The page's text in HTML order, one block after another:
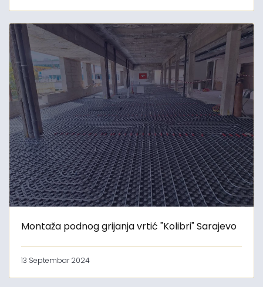
Montaža podnog grijanja vrtić "Kolibri" Sarajevo
13 Septembar 2024